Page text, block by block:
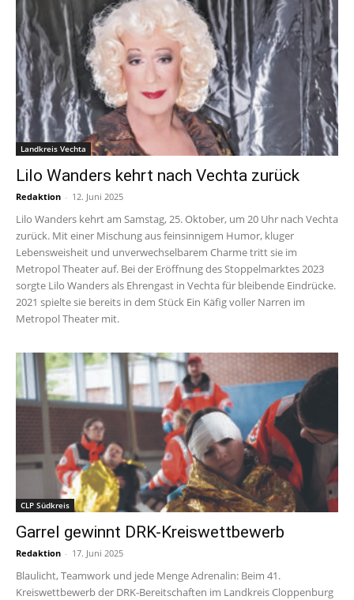
Landkreis Vechta
Lilo Wanders kehrt nach Vechta zurück
Redaktion - 12. Juni 2025
Lilo Wanders kehrt am Samstag, 25. Oktober, um 20 Uhr nach Vechta
zurück. Mit einer Mischung aus feinsinnigem Humor, kluger
Lebensweisheit und unverwechselbarem Charme tritt sie im
Metropol Theater auf. Bei der Eröffnung des Stoppelmarktes 2023
sorgte Lilo Wanders als Ehrengast in Vechta für bleibende Eindrücke.
2021 spielte sie bereits in dem Stück Ein Käfig voller Narren im
Metropol Theater mit.
CLP Südkreis
Garrel gewinnt DRK-Kreiswettbewerb
Redaktion - 17. Juni 2025
Blaulicht, Teamwork und jede Menge Adrenalin: Beim 41.
Kreiswettbewerb der DRK-Bereitschaften im Landkreis Cloppenburg